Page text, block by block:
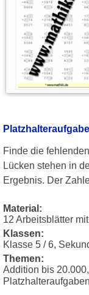
Finde die
Lücken stehen in
Ergebnis. Der
Material:
12 Arbeitsblätter
Klassen:
Klasse 5 / 6,
Themen:
Addition bis